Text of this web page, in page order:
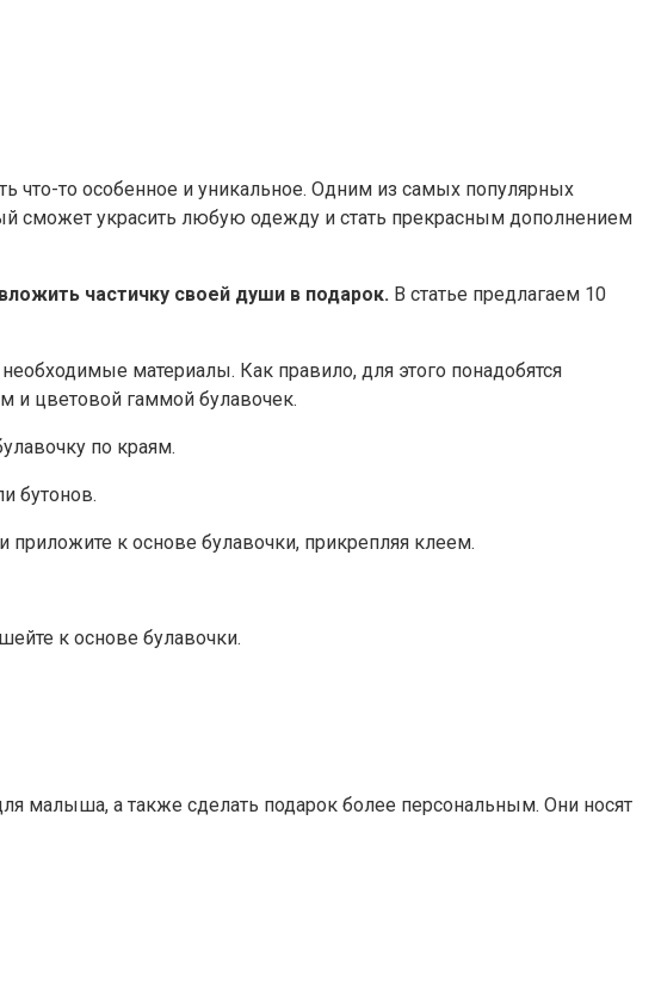
что-то особенное и уникальное. Одним из самых популярных
сможет украсить любую одежду и стать прекрасным дополнением
частичку своей души в подарок. В статье предлагаем 10
материалы. Как правило, для этого понадобятся
и цветовой гаммой булавочек.
по краям.
бутонов.
приложите к основе булавочки, прикрепляя клеем.
к основе булавочки.
малыша, а также сделать подарок более персональным. Они носят